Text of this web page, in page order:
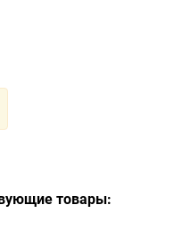
товары: